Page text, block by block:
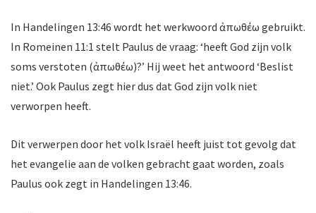
In Handelingen 13:46 wordt het werkwoord ἀπωθέω gebruikt.
In Romeinen 11:1 stelt Paulus de vraag: ‘heeft God zijn volk
soms verstoten (ἀπωθέω)?’ Hij weet het antwoord ‘Beslist
niet.’ Ook Paulus zegt hier dus dat God zijn volk niet
verworpen heeft.
Dit verwerpen door het volk Israël heeft juist tot gevolg dat
het evangelie aan de volken gebracht gaat worden, zoals
Paulus ook zegt in Handelingen 13:46.